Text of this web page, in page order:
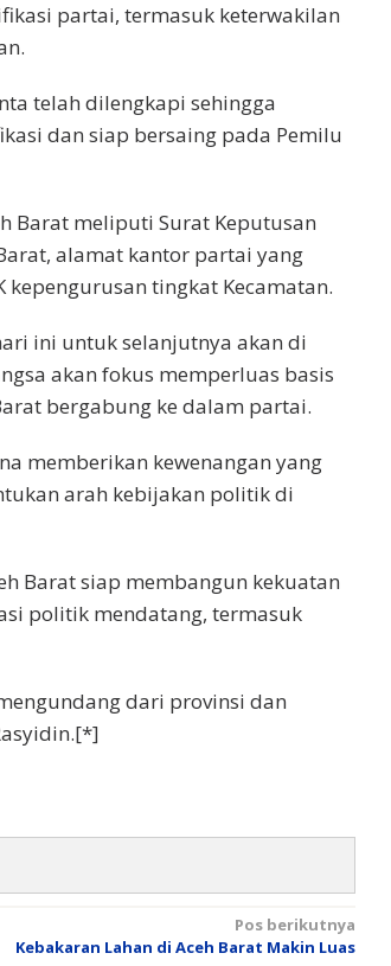
partai, termasuk keterwakilan
telah dilengkapi sehingga
dan siap bersaing pada Pemilu
Barat meliputi Surat Keputusan
alamat kantor partai yang
kepengurusan tingkat Kecamatan.
ini untuk selanjutnya akan di
akan fokus memperluas basis
bergabung ke dalam partai.
memberikan kewenangan yang
arah kebijakan politik di
Barat siap membangun kekuatan
politik mendatang, termasuk
dari provinsi dan
Pos berikutnya
Kebakaran Lahan di Aceh Barat Makin Luas